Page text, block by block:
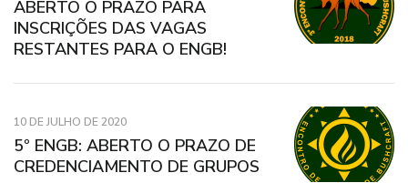
ABERTO O PRAZO PARA
INSCRIÇÕES DAS VAGAS
RESTANTES PARA O ENGB!
10 DE JULHO DE 2020
5º ENGB: ABERTO O PRAZO DE
CREDENCIAMENTO DE GRUPOS